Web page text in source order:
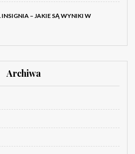
– JAKIE SĄ WYNIKI W
Archiwa